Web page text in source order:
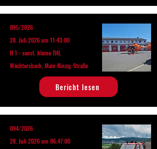
095/2026
28. Juli 2026 um 11:43:00
H 1 - sonst. kleine THL
Wächtersbach, Main-Kinzig-Straße
Bericht lesen
094/2026
28. Juli 2026 um 06:47:00